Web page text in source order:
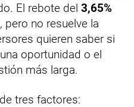
El rebote del 3,65%
no resuelve la
quieren saber si
oportunidad o el
más larga.
tres factores: